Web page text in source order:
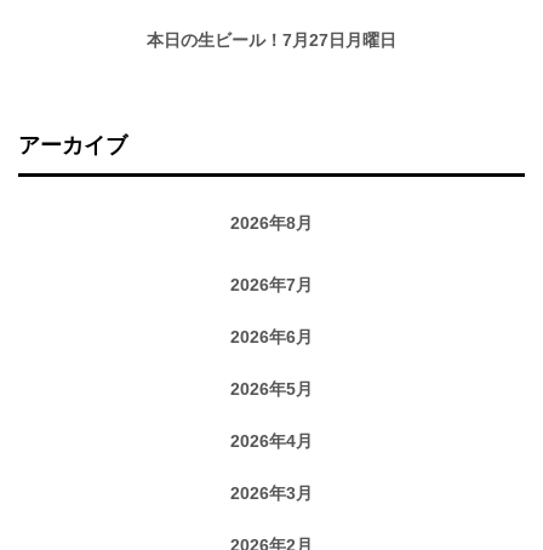
本日の生ビール！7月27日月曜日
アーカイブ
2026年8月
2026年7月
2026年6月
2026年5月
2026年4月
2026年3月
2026年2月